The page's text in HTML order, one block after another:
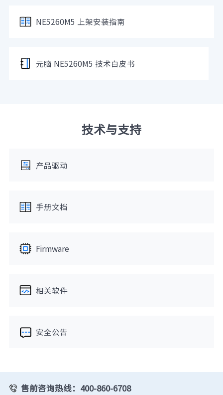
NE5260M5 上架安装指南
元脑 NE5260M5 技术白皮书
技术与支持
产品驱动
手册文档
Firmware
相关软件
安全公告
售前咨询热线：400-860-6708